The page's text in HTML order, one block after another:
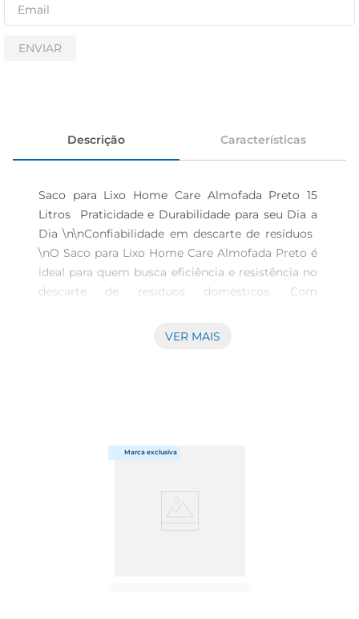
ENVIAR
Descrição Características
Saco para Lixo Home Care Almofada Preto 15
Litros  Praticidade e Durabilidade para seu Dia a
Dia \n\nConfiabilidade em descarte de resíduos
\nO Saco para Lixo Home Care Almofada Preto é
ideal para quem busca eficiência e resistência no
descarte de resíduos domésticos. Com
20 unidades, ele se destaca pela sua estrutura
proporcionando uma solução eficaz para o seu
dia a dia. Sua cor preta não apenas traz um
ocultar o conteúdo, mantendo a estética do
VER MAIS